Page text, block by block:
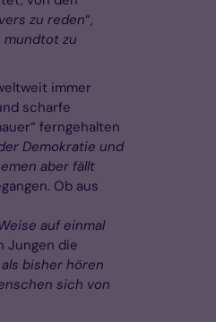
zu reden“,
mundtot zu
immer
scharfe
ferngehalten
Demokratie und
aber fällt
Ob aus
auf einmal
Jungen die
bisher hören
sich von